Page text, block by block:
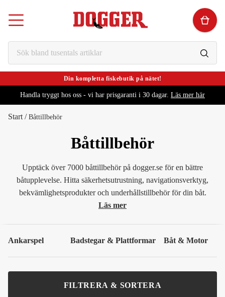
Din kompletta fiskebutik på nätet!
Handla tryggt hos oss - vi har prisgaranti i 30 dagar. Läs mer här
Start / Båttillbehör
Båttillbehör
Upptäck över 7000 båttillbehör på dogger.se för en bättre
båtupplevelse. Hitta säkerhetsutrustning, navigationsverktyg,
bekvämlighetsprodukter och underhållstillbehör för din båt.
Läs mer
Ankarspel Badstegar & Plattformar Båt & Motor
FILTRERA & SORTERA